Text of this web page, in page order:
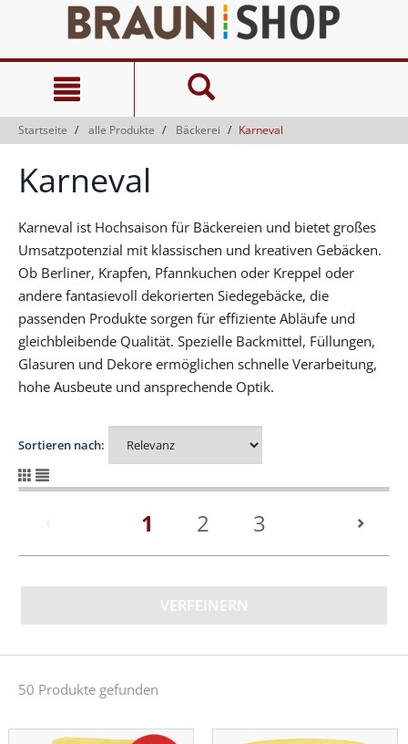
springen
Navigationsmenü
springen
Startseite alle Produkte Bäckerei Karneval
Karneval
Karneval ist Hochsaison für Bäckereien und bietet großes
Umsatzpotenzial mit klassischen und kreativen Gebäcken.
Ob Berliner, Krapfen, Pfannkuchen oder Kreppel oder
andere fantasievoll dekorierten Siedegebäcke, die
passenden Produkte sorgen für effiziente Abläufe und
gleichbleibende Qualität. Spezielle Backmittel, Füllungen,
Glasuren und Dekore ermöglichen schnelle Verarbeitung,
hohe Ausbeute und ansprechende Optik.
Sortieren nach:
1 (current)
2 3
VERFEINERN
50 Produkte gefunden